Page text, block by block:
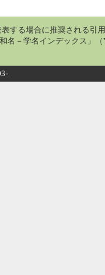
する場合に推奨される引用
名－学名インデックス」（